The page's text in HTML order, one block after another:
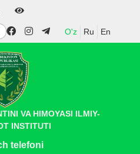
O'z Ru En
VA HIMOYASI ILMIY-
INSTITUTI
telefoni